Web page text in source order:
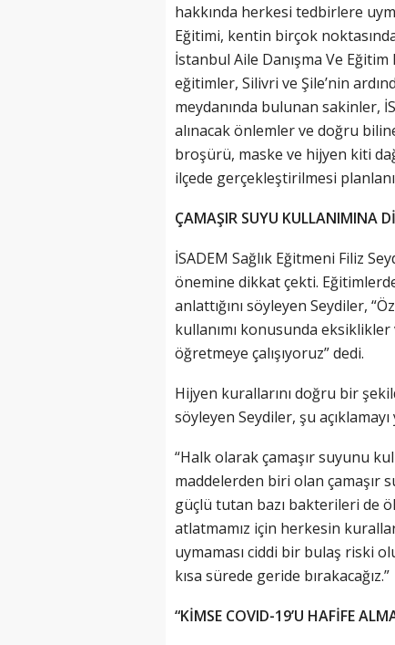
hakkında herkesi tedbirlere
Eğitimi, kentin birçok
İstanbul Aile Danışma Ve
eğitimler, Silivri ve Şile’nin
meydanında bulunan sakinler,
alınacak önlemler ve doğru
broşürü, maske ve hijyen kiti
ilçede gerçekleştirilmesi
ÇAMAŞIR SUYU KULLANIMINA
İSADEM Sağlık Eğitmeni Filiz
önemine dikkat çekti.
anlattığını söyleyen Seydiler,
kullanımı konusunda
öğretmeye çalışıyoruz” dedi.
Hijyen kurallarını doğru bir
söyleyen Seydiler, şu açıklamayı
“Halk olarak çamaşır suyunu
maddelerden biri olan çamaşır
güçlü tutan bazı bakterileri de
atlatmamız için herkesin
uymaması ciddi bir bulaş riski
kısa sürede geride bırakacağız.”
“KİMSE COVID-19’U HAFİFE